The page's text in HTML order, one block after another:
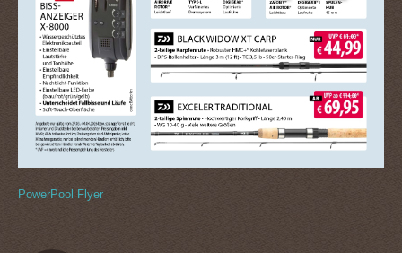
PowerPool Flyer